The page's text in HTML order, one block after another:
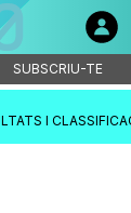
SUBSCRIU-TE
I